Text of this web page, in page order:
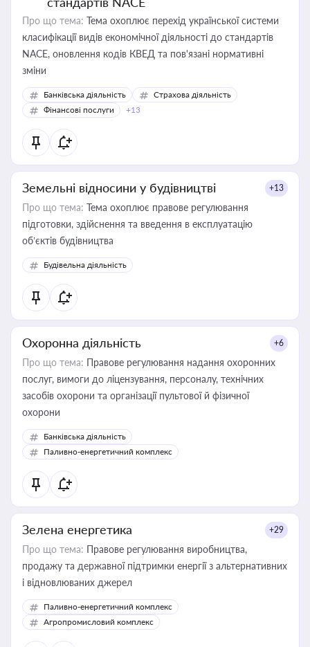
Про що тема: Тема охоплює перехід української системи
класифікації видів економічної діяльності до стандартів
NACE, оновлення кодів КВЕД та пов'язані нормативні
зміни
Банківська діяльність
Страхова діяльність
Фінансові послуги
+13
Земельні відносини у будівництві +13
Про що тема: Тема охоплює правове регулювання
підготовки, здійснення та введення в експлуатацію
об’єктів будівництва
Будівельна діяльність
Охоронна діяльність +6
Про що тема: Правове регулювання надання охоронних
послуг, вимоги до ліцензування, персоналу, технічних
засобів охорони та організації пультової й фізичної
охорони
Банківська діяльність
Паливно-енергетичний комплекс
Зелена енергетика +29
Про що тема: Правове регулювання виробництва,
продажу та державної підтримки енергії з альтернативних
і відновлюваних джерел
Паливно-енергетичний комплекс
Агропромисловий комплекс